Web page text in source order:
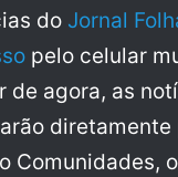
do Jornal
pelo celular
de agora, as
diretamente
Comunidades,